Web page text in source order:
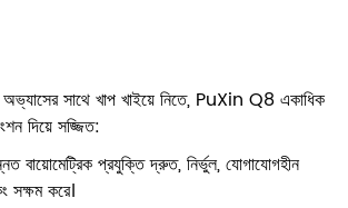
অভ্যাসের সাথে খাপ খাইয়ে নিতে, PuXin Q8 একাধিক
দিয়ে সজ্জিত:
প্রযুক্তি দ্রুত, নির্ভুল, যোগাযোগহীন
সক্ষম করে।